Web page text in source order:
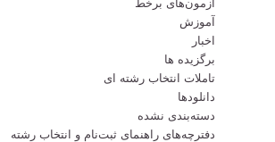
آموزش
اخبار
برگزیده ها
تاملات انتخاب رشته ای
دانلودها
دسته‌بندی نشده
دفترچه‌های راهنمای ثبت‌نام و انتخاب رشته